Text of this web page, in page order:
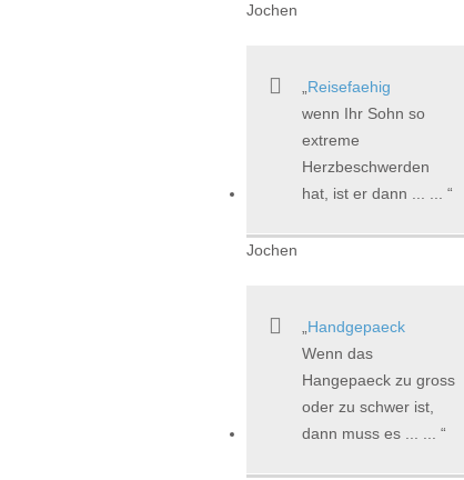
Jochen
Reisefaehig
wenn Ihr Sohn so
extreme
Herzbeschwerden
hat, ist er dann ... ...
Jochen
Handgepaeck
Wenn das
Hangepaeck zu gross
oder zu schwer ist,
dann muss es ... ...